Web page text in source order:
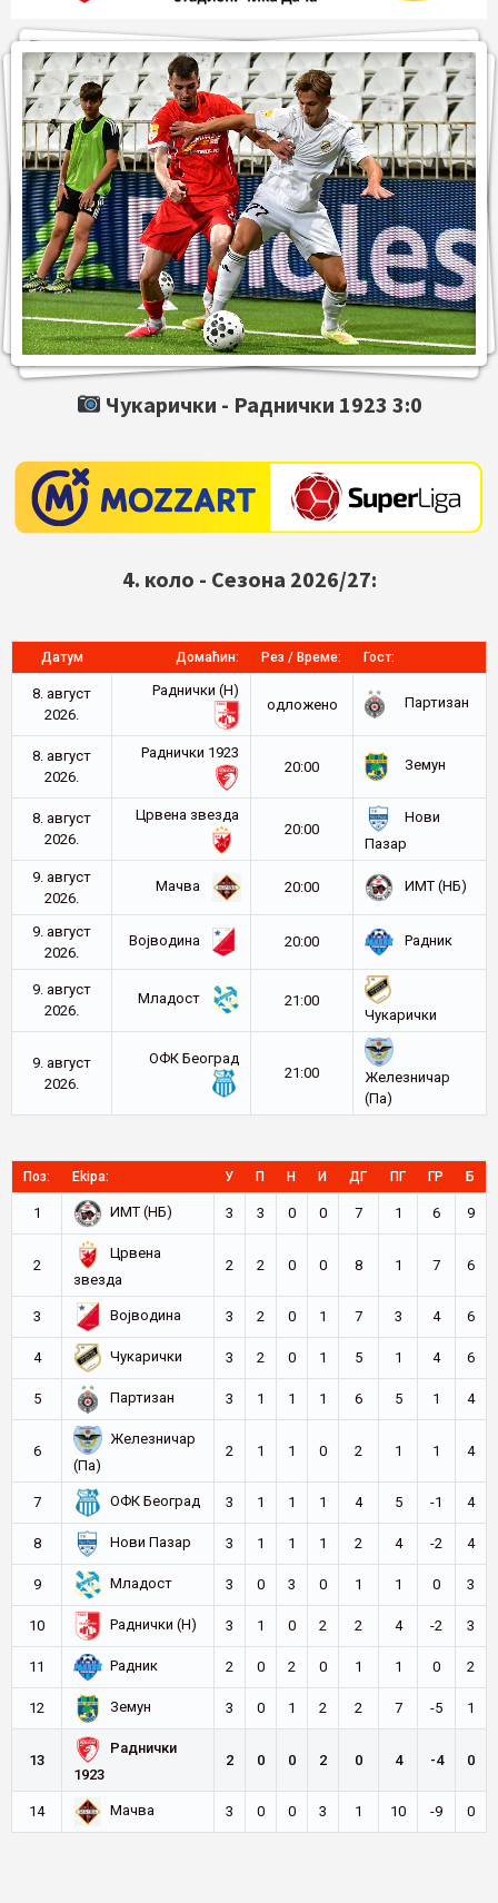
Чукарички - Раднички 1923 3:0
4. коло - Сезона 2026/27:
Датум Домаћин: Рез / Време: Гост:
8. август
2026.
Раднички (Н)
oдложено
Партизан
8. август
2026.
Раднички 1923
20:00
Земун
8. август
2026.
Црвена звезда
20:00
Нови
Пазар
9. август
2026.
Мачва 20:00 ИМТ (НБ)
9. август
2026.
Војводина 20:00 Радник
9. август
2026.
Младост
21:00
Чукарички
9. август
2026.
ОФК Београд
21:00
Железничар
(Па)
Поз: Ekipa: У П Н И ДГ ПГ ГР Б
1 ИМТ (НБ) 3 3 0 0 7 1 6 9
2
Црвена
звезда
2 2 0 0 8 1 7 6
3 Војводина 3 2 0 1 7 3 4 6
4 Чукарички 3 2 0 1 5 1 4 6
5 Партизан 3 1 1 1 6 5 1 4
6
Железничар
(Па)
2 1 1 0 2 1 1 4
7 ОФК Београд 3 1 1 1 4 5 -1 4
8 Нови Пазар 3 1 1 1 2 4 -2 4
9 Младост 3 0 3 0 1 1 0 3
10 Раднички (Н) 3 1 0 2 2 4 -2 3
11 Радник 2 0 2 0 1 1 0 2
12 Земун 3 0 1 2 2 7 -5 1
13
Раднички
1923
2 0 0 2 0 4 -4 0
14 Мачва 3 0 0 3 1 10 -9 0